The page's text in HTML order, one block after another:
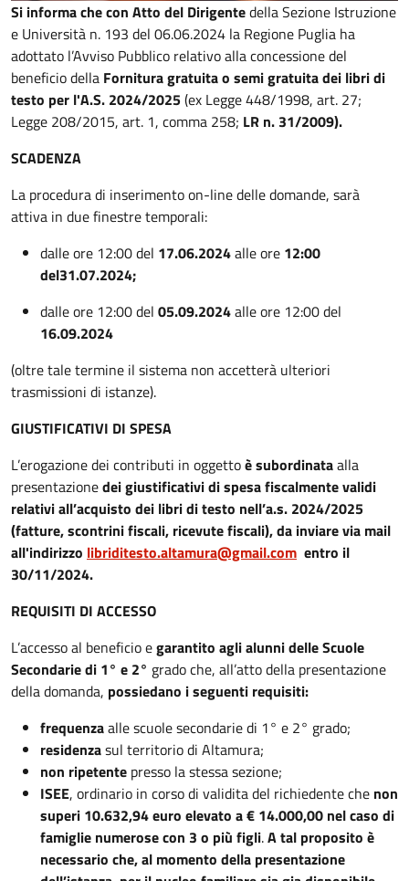
Si informa che con Atto del Dirigentedella Sezione Istruzione
e Università n. 193 del 06.06.2024 la Regione Puglia ha
adottato l’Avviso Pubblico relativo alla concessione del
beneficio della Fornitura gratuita o semi gratuita dei libri di
testo per l'A.S. 2024/2025(ex Legge 448/1998, art. 27;
Legge 208/2015, art. 1, comma 258; LR n. 31/2009).
SCADENZA
La procedura di inserimento on-line delle domande, sarà
attiva in due finestre temporali:
dalle ore 12:00 del 17.06.2024alle ore 12:00
del31.07.2024;
dalle ore 12:00 del 05.09.2024alle ore 12:00 del
16.09.2024
(oltre tale termine il sistema non accetterà ulteriori
trasmissioni di istanze).
GIUSTIFICATIVI DI SPESA
L’erogazione dei contributi in oggettoè subordinataalla
presentazionedei giustificativi di spesa fiscalmente validi
relativi all’acquisto dei libri di testo nell’a.s. 2024/2025
(fatture, scontrini fiscali, ricevute fiscali), da inviare via mail
all'indirizzo libriditesto.altamura@gmail.com entro il
30/11/2024.
REQUISITI DI ACCESSO
L’accesso al beneficio egarantito agli alunni delle Scuole
Secondarie di 1° e 2° grado che, all’atto della presentazione
della domanda, possiedano i seguenti requisiti:
frequenzaalle scuole secondarie di 1° e 2° grado;
residenzasul territorio di Altamura;
non ripetente presso la stessa sezione;
ISEE, ordinario in corso di validita del richiedente che non
superi 10.632,94 euro elevato a € 14.000,00 nel caso di
famiglie numerose con 3 o più figli.A tal proposito è
necessario che, al momento della presentazione